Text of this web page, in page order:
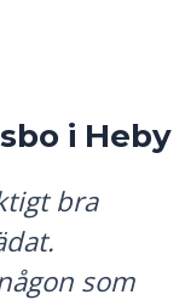
i Heby
bra
som